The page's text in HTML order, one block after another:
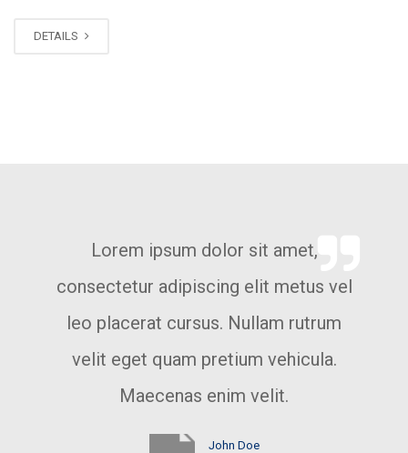
DETAILS
Lorem ipsum dolor sit amet,
consectetur adipiscing elit metus vel
leo placerat cursus. Nullam rutrum
velit eget quam pretium vehicula.
Maecenas enim velit.
John Doe